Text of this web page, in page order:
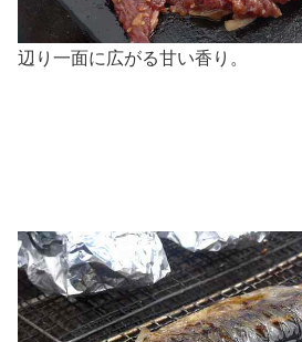
辺り一面に広がる甘い香り。